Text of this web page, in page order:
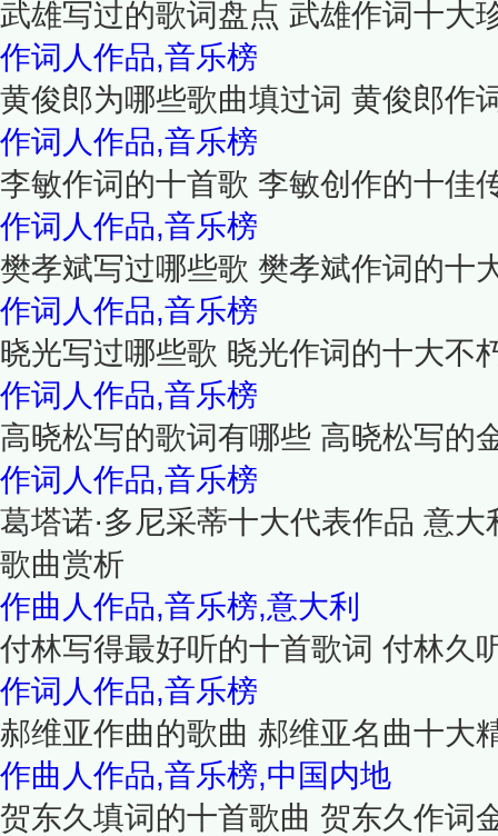
武雄写过的歌词盘点 武雄作词十大
作词人作品,音乐榜
黄俊郎为哪些歌曲填过词 黄俊郎作
作词人作品,音乐榜
李敏作词的十首歌 李敏创作的十佳
作词人作品,音乐榜
樊孝斌写过哪些歌 樊孝斌作词的十
作词人作品,音乐榜
晓光写过哪些歌 晓光作词的十大不
作词人作品,音乐榜
高晓松写的歌词有哪些 高晓松写的
作词人作品,音乐榜
葛塔诺·多尼采蒂十大代表作品 意
歌曲赏析
作曲人作品,音乐榜,意大利
付林写得最好听的十首歌词 付林久
作词人作品,音乐榜
郝维亚作曲的歌曲 郝维亚名曲十大
作曲人作品,音乐榜,中国内地
贺东久填词的十首歌曲 贺东久作词